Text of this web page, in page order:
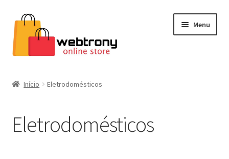
Pular
para
navegação
Pular
para
o
conteúdo
Menu
Cafeteiras
Início Eletrodomésticos
Eletrodomésticos